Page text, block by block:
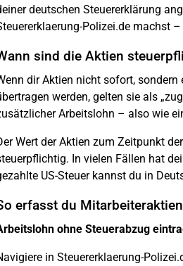
deutschen Steuererklärung
Polizei.de machst
sind die Aktien
dir Aktien nicht sofort,
werden, gelten sie als
Arbeitslohn – also wie
Wert der Aktien zum Zeitpunkt
In vielen Fällen hat
US-Steuer kannst du in
erfasst du
ohne Steuerabzug
in Steuererklaerung-